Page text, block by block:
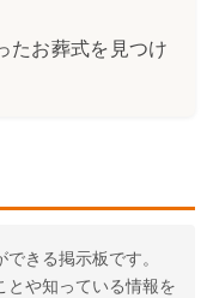
たお葬式を見つけ
きる掲示板です。
とや知っている情報を